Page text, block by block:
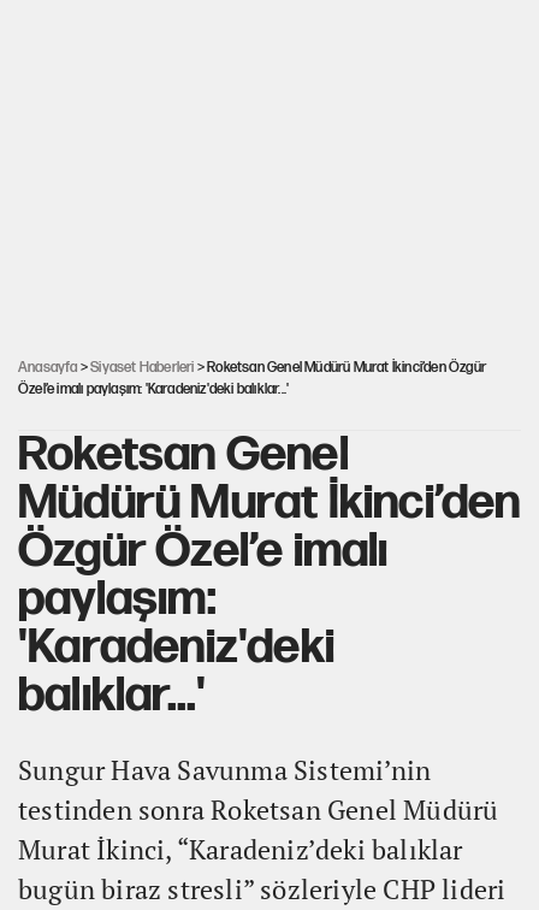
Anasayfa >Siyaset Haberleri > Roketsan Genel Müdürü Murat İkinci’den Özgür
Özel’e imalı paylaşım: 'Karadeniz'deki balıklar...'
Roketsan Genel
Müdürü Murat İkinci’den
Özgür Özel’e imalı
paylaşım:
'Karadeniz'deki
balıklar...'
Sungur Hava Savunma Sistemi’nin
testinden sonra Roketsan Genel Müdürü
Murat İkinci, “Karadeniz’deki balıklar
bugün biraz stresli” sözleriyle CHP lideri